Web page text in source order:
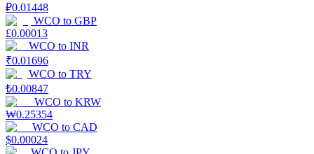
Launchpool
₽0.01448
WCO to GBP
£0.00013
WCO to INR
₹0.01696
WCO to TRY
₺0.00847
WCO to KRW
₩0.25354
WCO to CAD
$0.00024